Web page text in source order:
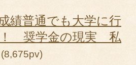
績普通でも大学に行
！ 奨学金の現実 私
(8,675pv)